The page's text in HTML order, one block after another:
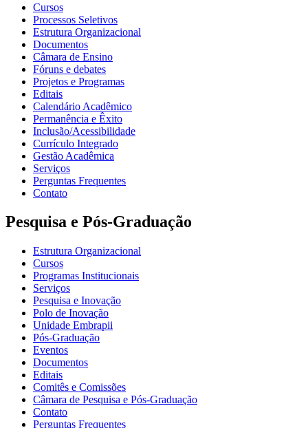
Cursos
Processos Seletivos
Estrutura Organizacional
Documentos
Câmara de Ensino
Fóruns e debates
Projetos e Programas
Editais
Calendário Acadêmico
Permanência e Êxito
Inclusão/Acessibilidade
Currículo Integrado
Gestão Acadêmica
Serviços
Perguntas Frequentes
Contato
Pesquisa e Pós-Graduação
Estrutura Organizacional
Cursos
Programas Institucionais
Serviços
Pesquisa e Inovação
Polo de Inovação
Unidade Embrapii
Pós-Graduação
Eventos
Documentos
Editais
Comitês e Comissões
Câmara de Pesquisa e Pós-Graduação
Contato
Perguntas Frequentes